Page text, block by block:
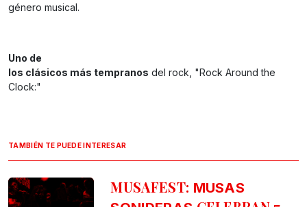
género musical.
Uno de
los clásicos más tempranos del rock, "Rock Around the
Clock:"
TAMBIÉN TE PUEDE INTERESAR
MUSAFEST: MUSAS